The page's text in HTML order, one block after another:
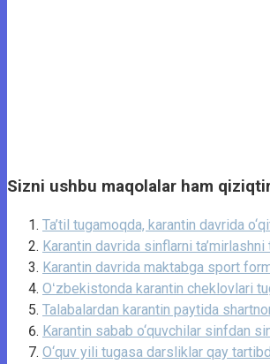
Sizni ushbu maqolalar ham
Ta’til tugamoqda, karantin davrida
Karantin davrida sinflarni ta’mirlashni
Karantin davrida maktabga sport
Oʻzbekistonda karantin cheklovlari
Talabalardan karantin paytida
Karantin sabab o‘quvchilar sinfdan
O‘quv yili tugasa darsliklar qay